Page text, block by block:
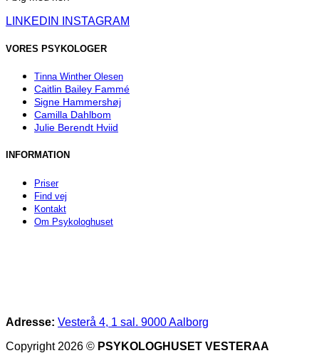
LINKEDIN INSTAGRAM
VORES PSYKOLOGER
Tinna Winther Olesen
Caitlin Bailey Fammé
Signe Hammershøj
Camilla Dahlbom
Julie Berendt Hviid
INFORMATION
Priser
Find vej
Kontakt
Om Psykologhuset
Adresse: Vesterå 4, 1 sal. 9000 Aalborg
Copyright 2026 © PSYKOLOGHUSET VESTERAA